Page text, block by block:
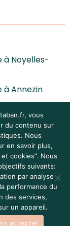
à Noyelles-
à Annezin
Villeneuve-
et cookies|
vous
du contenu sur
Nous
en savoir plus,
cookies”. Nous
suivants:
par analyse
performance du
des services,
un appareil.
accepter